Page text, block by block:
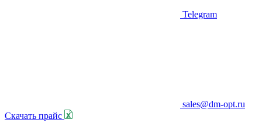
Telegram
sales@dm-opt.ru
Скачать прайс